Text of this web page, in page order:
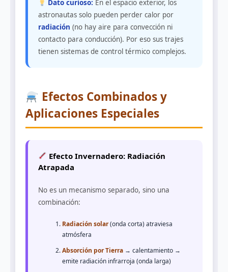
Dato curioso: En el espacio exterior, los
astronautas solo pueden perder calor por
radiación (no hay aire para convección ni
contacto para conducción). Por eso sus trajes
tienen sistemas de control térmico complejos.
Efectos Combinados y
Aplicaciones Especiales
Efecto Invernadero: Radiación
Atrapada
No es un mecanismo separado, sino una
combinación:
Radiación solar(onda corta) atraviesa
atmósfera
Absorción por Tierra → calentamiento →
emite radiación infrarroja (onda larga)